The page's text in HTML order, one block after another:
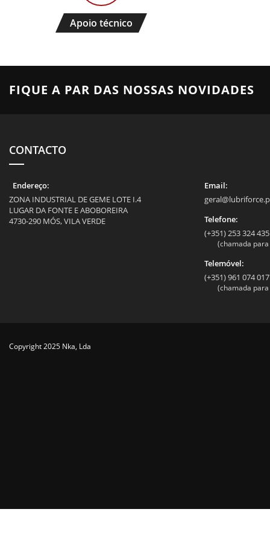
Apoio técnico
FIQUE A PAR DAS NOSSAS NOVIDADES
CONTACTO
Endereço:
ZONA INDUSTRIAL DE GEME LOTE I.4
LUGAR DA FONTE E ABOBOREIRA
4730-290 MÓS, VILA VERDE
Email:
Telefone:
(+351) 253 324 435
(chamada
Telemóvel:
(+351) 961 074 017
(chamada
Copyright 2025 Nka, Lda